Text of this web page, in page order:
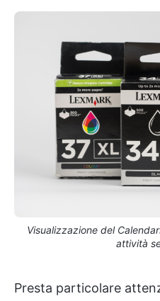
Visualizzazione del
attività
Presta particolare